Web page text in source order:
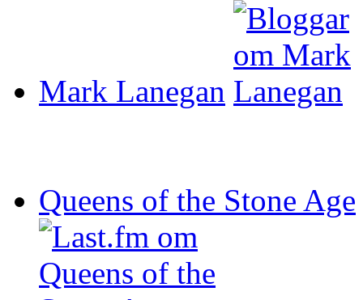
Mark Lanegan
Queens of the Stone Age